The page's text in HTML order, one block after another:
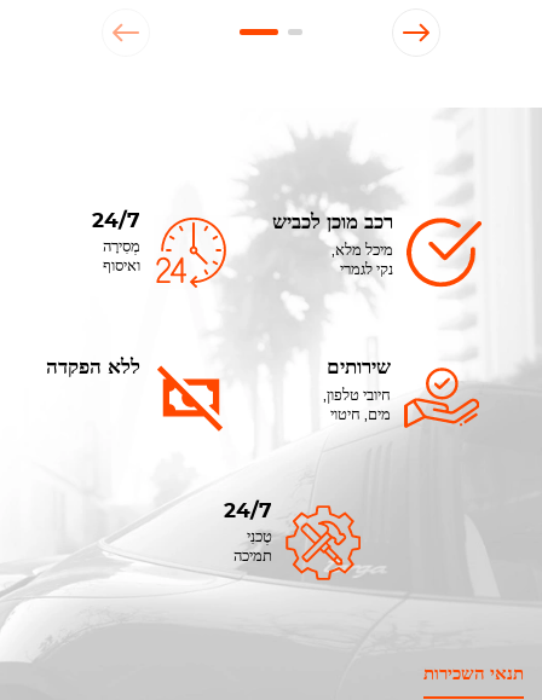
24/7
מְסִירָה
ואיסוף
רכב מוכן לכביש
מיכל מלא,
נקי לגמרי
ללא הפקדה שירותים
חיובי טלפון,
מים, חיטוי
24/7
טֶכנִי
תמיכה
תנאי השכירות